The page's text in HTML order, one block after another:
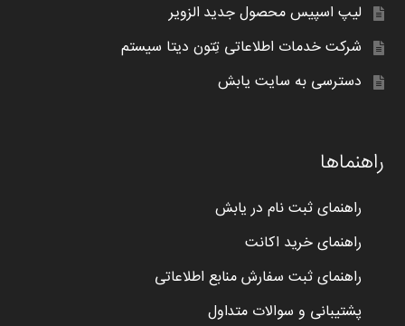
لیپ اسپیس محصول جدید الزویر
شرکت خدمات اطلاعاتی تِتون دیتا سیستم
دسترسی به سایت یابش
راهنماها
راهنمای ثبت نام در یابش
راهنمای خرید اکانت
راهنمای ثبت سفارش منابع اطلاعاتی
پشتیبانی و سوالات متداول